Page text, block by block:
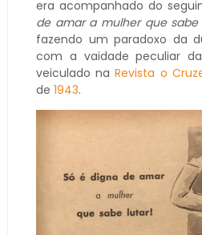
era acompanhado do
de amar a mulher que sabe
fazendo um paradoxo da
com a vaidade peculiar
veiculado naRevista o
de 1943.